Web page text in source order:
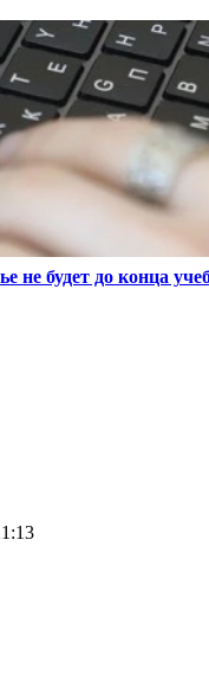
не будет до конца